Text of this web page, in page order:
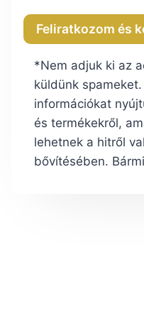
*Nem adjuk ki az
küldünk
információkat
és termékekről,
lehetnek a hitről
bővítésében.